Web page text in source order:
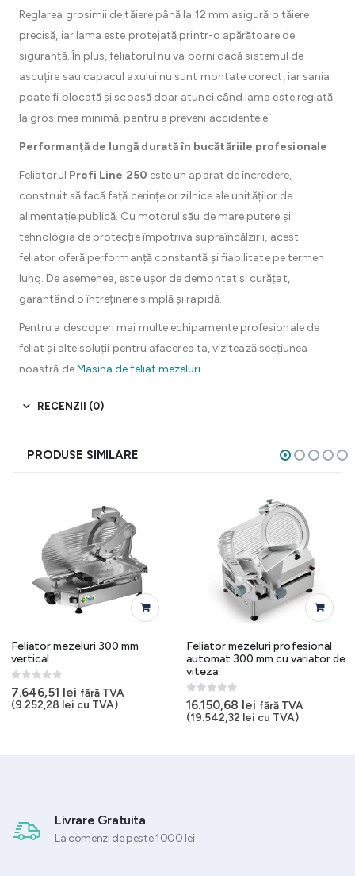
Reglarea grosimii de tăiere până la 12 mm asigură o tăiere
precisă, iar lama este protejată printr-o apărătoare de
siguranță. În plus, feliatorul nu va porni dacă sistemul de
ascuțire sau capacul axului nu sunt montate corect, iar sania
poate fi blocată și scoasă doar atunci când lama este reglată
la grosimea minimă, pentru a preveni accidentele.
Performanță de lungă durată în bucătăriile profesionale
Feliatorul Profi Line 250 este un aparat de încredere,
construit să facă față cerințelor zilnice ale unităților de
alimentație publică. Cu motorul său de mare putere și
tehnologia de protecție împotriva supraîncălzirii, acest
feliator oferă performanță constantă și fiabilitate pe termen
lung. De asemenea, este ușor de demontat și curățat,
garantând o întreținere simplă și rapidă.
Pentru a descoperi mai multe echipamente profesionale de
feliat și alte soluții pentru afacerea ta, vizitează secțiunea
noastră deMasina de feliat mezeluri.
RECENZII (0)
PRODUSE SIMILARE
Feliator mezeluri 300 mm
vertical
0out of 5
7.646,51 lei fără TVA
(9.252,28 lei cu TVA)
Feliator mezeluri profesional
automat 300 mm cu variator de
viteza
0out of 5
16.150,68 lei fără TVA
(19.542,32 lei cu TVA)
Livrare Gratuita
La comenzi de peste 1000 lei